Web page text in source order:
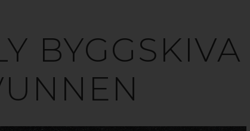
BYGGSKIVA